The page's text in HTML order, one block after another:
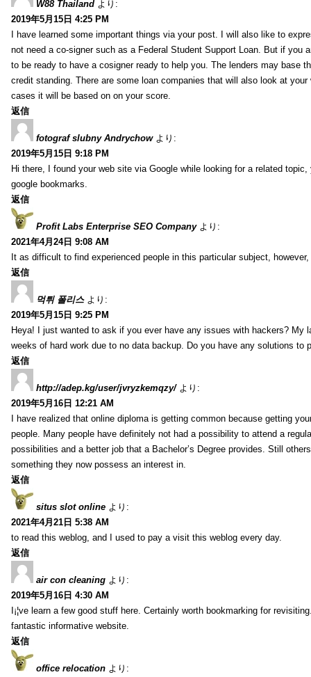
W88 Thailand より:
2019年5月15日 4:25 PM
I have learned some important things via your post. I will also like to
not need a co-signer such as a Federal Student Support Loan. But if you
to be ready to have a cosigner ready to help you. The lenders may base
credit standing. There are some loan companies that will also look at
cases it will be based on on your score.
返信
fotograf slubny Andrychow より:
2019年5月15日 9:18 PM
Hi there, I found your web site via Google while looking for a related
google bookmarks.
返信
Profit Labs Enterprise SEO Company より:
2021年4月24日 9:08 AM
It as difficult to find experienced people in this particular subject,
返信
먹튀 폴리스 より:
2019年5月15日 9:25 PM
Heya! I just wanted to ask if you ever have any issues with hackers? My
weeks of hard work due to no data backup. Do you have any solutions to
返信
http://adep.kg/user/jvryzkemqzy/ より:
2019年5月16日 12:21 AM
I have realized that online diploma is getting common because getting
people. Many people have definitely not had a possibility to attend a
possibilities and a better job that a Bachelor’s Degree provides. Still
something they now possess an interest in.
返信
situs slot online より:
2021年4月21日 5:38 AM
to read this weblog, and I used to pay a visit this weblog every day.
返信
air con cleaning より:
2019年5月16日 4:30 AM
I¡¦ve learn a few good stuff here. Certainly worth bookmarking for
fantastic informative website.
返信
office relocation より: